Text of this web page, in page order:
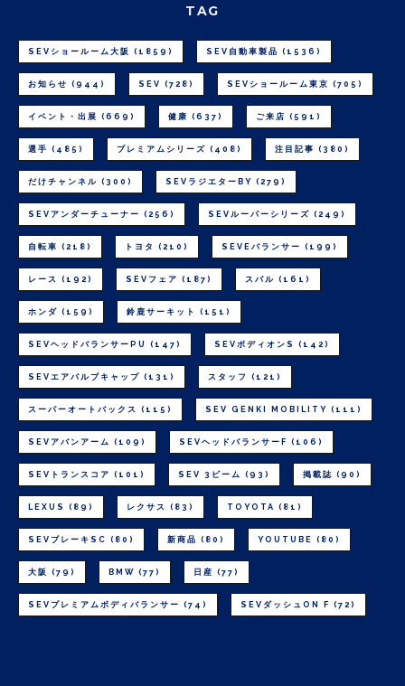
TAG
SEVショールーム大阪 (1859) SEV自動車製品 (1536)
お知らせ (944) SEV (728) SEVショールーム東京 (705)
イベント・出展 (669) 健康 (637) ご来店 (591)
選手 (485) プレミアムシリーズ (408) 注目記事 (380)
だけチャンネル (300) SEVラジエターBY (279)
SEVアンダーチューナー (256) SEVルーパーシリーズ (249)
自転車 (218) トヨタ (210) SEVEバランサー (199)
レース (192) SEVフェア (187) スバル (161)
ホンダ (159) 鈴鹿サーキット (151)
SEVヘッドバランサーPU (147) SEVボディオンS (142)
SEVエアバルブキャップ (131) スタッフ (121)
スーパーオートバックス (115) SEV GENKI MOBILITY (111)
SEVアバンアーム (109) SEVヘッドバランサーF (106)
SEVトランスコア (101) SEV 3ビーム (93) 掲載誌 (90)
LEXUS (89) レクサス (83) TOYOTA (81)
SEVブレーキSC (80) 新商品 (80) YOUTUBE (80)
大阪 (79) BMW (77) 日産 (77)
SEVプレミアムボディバランサー (74) SEVダッシュON F (72)